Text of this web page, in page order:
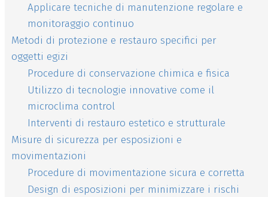
Applicare tecniche di manutenzione regolare e
monitoraggio continuo
Metodi di protezione e restauro specifici per
oggetti egizi
Procedure di conservazione chimica e fisica
Utilizzo di tecnologie innovative come il
microclima control
Interventi di restauro estetico e strutturale
Misure di sicurezza per esposizioni e
movimentazioni
Procedure di movimentazione sicura e corretta
Design di esposizioni per minimizzare i rischi